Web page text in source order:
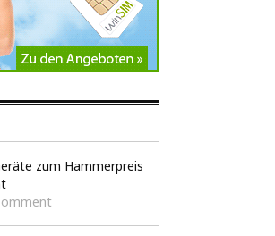
zum Hammerpreis